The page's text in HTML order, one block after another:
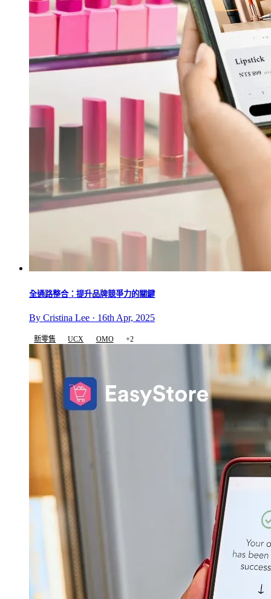
全通路整合：提升品牌競爭力的關鍵
By Cristina Lee · 16th Apr, 2025
新零售 UCX OMO +2